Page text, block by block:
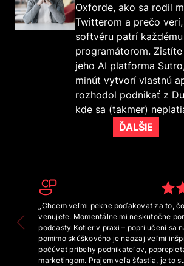
Oxforde, ako sa rodil
Twitterom a prečo
softvéru patrí
programátorom.
jeho AI platforma
minút vytvorí vlastnú
rozhodol podnikať z
kde sa (takmer)
ĎALŠIE
„Chcem veľmi pekne poďakovať za to,
venujete. Momentálne mi neskutočne
podcasty Kotler v praxi – popri učení sa
pomimo skúškového je naozaj veľmi
počúvať príbehy podnikateľov,
marketingom. Prajem veľa šťastia, je to